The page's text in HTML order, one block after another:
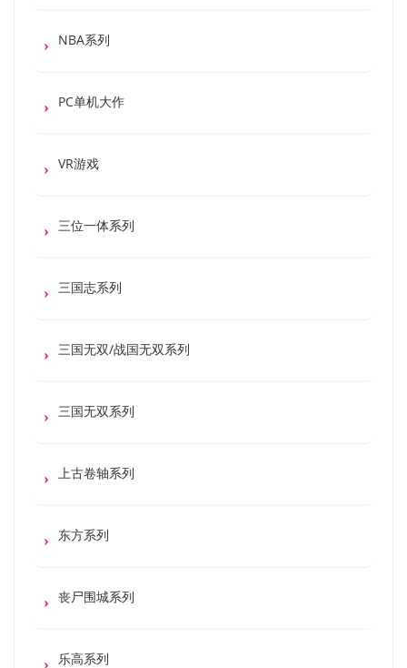
NBA系列
PC单机大作
VR游戏
三位一体系列
三国志系列
三国无双/战国无双系列
三国无双系列
上古卷轴系列
东方系列
丧尸围城系列
乐高系列